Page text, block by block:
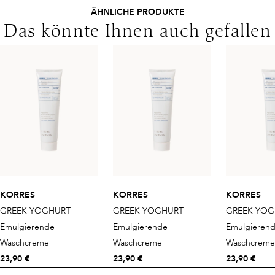
ALCOHOL, POLYMNIA SONCHIFOLIA ROOT JUICE,
SACCHARIDE ISOMERATE, SODIUM COCOYL
ALANINATE,
POWDER, PHENOXYETHANOL, SODIUM BENZOATE,
PARFUM/FRAGRANCE.
ÄHNLICHE PRODUKTE
Das könnte Ihnen auch gefallen
KORRES
GREEK YOGHURT
Emulgierende
Waschcreme
23,90 €
KORRES
GREEK YOGHURT
Emulgierende
Waschcreme
23,90 €
KORRES
GREEK
Waschcreme
23,90 €